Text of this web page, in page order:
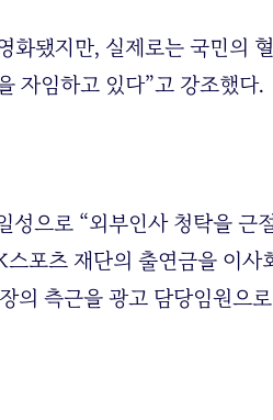
됐지만, 실제로는 국민의
자임하고 있다”고 강조했다.
성으로 “외부인사 청탁을 근
포츠 재단의 출연금을 이
의 측근을 광고 담당임원으